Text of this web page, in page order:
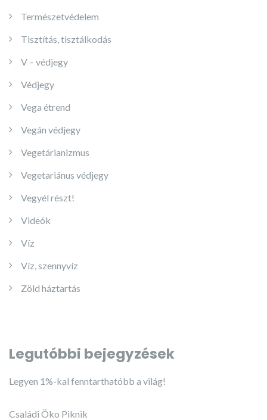
Természetvédelem
Tisztítás, tisztálkodás
V – védjegy
Védjegy
Vega étrend
Vegán védjegy
Vegetárianizmus
Vegetariánus védjegy
Vegyél részt!
Videók
Víz
Víz, szennyvíz
Zöld háztartás
Legutóbbi bejegyzések
Legyen 1%-kal fenntarthatóbb a világ!
Családi Öko Piknik